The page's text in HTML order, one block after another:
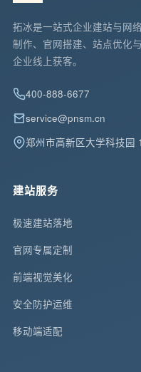
拓冰是一站式企业建站与网
制作、官网搭建、站点优化
企业线上获客。
400-888-6677
service@pnsm.cn
郑州市高新区大学科技园
建站服务
极速建站落地
官网专属定制
前端视觉美化
安全防护运维
移动端适配